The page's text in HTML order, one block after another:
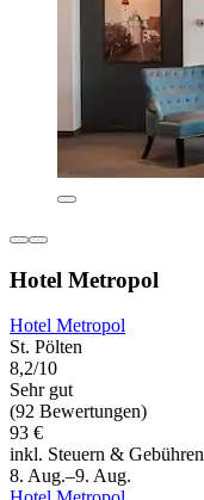
Hotel Metropol
Hotel Metropol
St. Pölten
8,2/10
Sehr gut
(92 Bewertungen)
93 €
inkl. Steuern & Gebühren
8. Aug.–9. Aug.